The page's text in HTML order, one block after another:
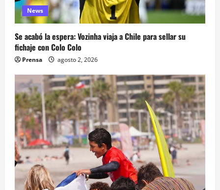
News
Se acabó la espera: Vozinha viaja a Chile para sellar su
fichaje con Colo Colo
Prensa agosto 2, 2026